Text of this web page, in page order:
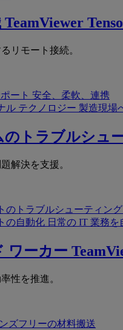
TeamViewer
リモート接続。
ート 安全、柔軟、連携
ル テクノロジー 製造現場
のトラブルシュ
解決を支援。
のトラブルシューティング
の自動化 日常の IT 業務を
ワーカー
性を推進。
ズフリーの材料搬送